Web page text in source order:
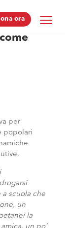
ora
ora
per
popolari
scuola che
un
la